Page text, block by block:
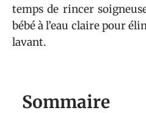
Sommaire
temps de rincer
bébé à l’eau claire pour
lavant.